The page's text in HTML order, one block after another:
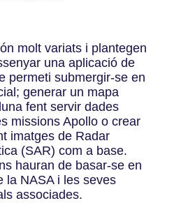
molt variats i plantegen
una aplicació de
permeti submergir-se en
generar un mapa
fent servir dades
missions Apollo o crear
imatges de Radar
(SAR) com a base.
hauran de basar-se en
la NASA i les seves
associades.